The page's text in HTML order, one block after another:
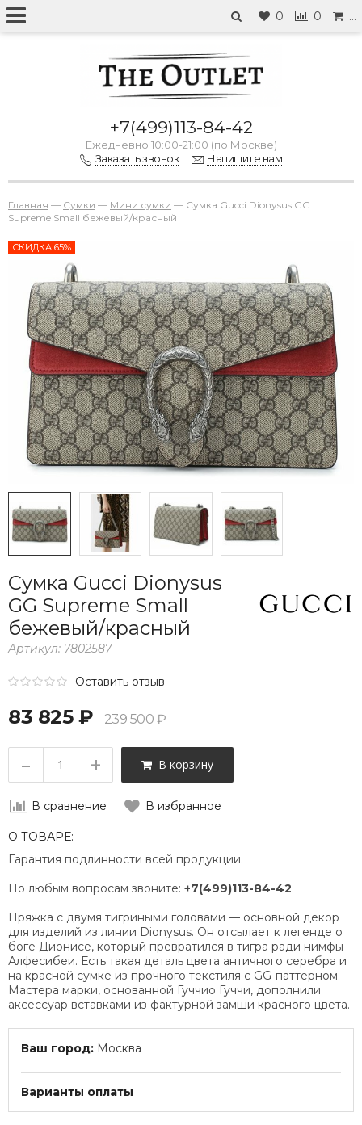
0 0 …
+7(499)113-84-42
Ежедневно 10:00-21:00 (по Москве)
Заказать звонок
Напишите нам
Главная — Сумки — Мини сумки — Сумка Gucci Dionysus GG
Supreme Small бежевый/красный
СКИДКА 65%
Сумка Gucci Dionysus
GG Supreme Small
бежевый/красный
Артикул: 7802587
Оставить отзыв
83 825 ₽ 239 500 ₽
– + В корзину
В сравнение В избранное
О ТОВАРЕ:
Гарантия подлинности всей продукции.
По любым вопросам звоните: +7(499)113-84-42
Пряжка с двумя тигриными головами — основной декор
для изделий из линии Dionysus. Он отсылает к легенде о
боге Дионисе, который превратился в тигра ради нимфы
Алфесибеи. Есть такая деталь цвета античного серебра и
на красной сумке из прочного текстиля с GG-паттерном.
Мастера марки, основанной Гуччио Гуччи, дополнили
аксессуар вставками из фактурной замши красного цвета.
Ваш город: Москва
Варианты оплаты